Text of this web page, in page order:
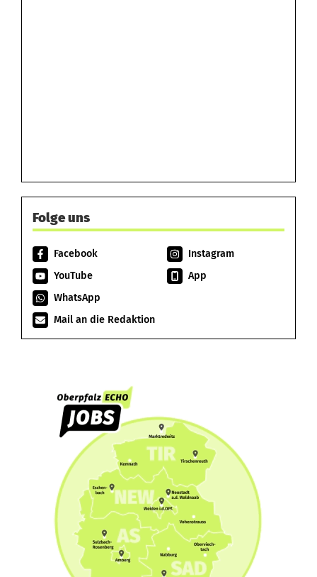
Folge uns
Facebook
Instagram
YouTube
App
WhatsApp
Mail an die Redaktion